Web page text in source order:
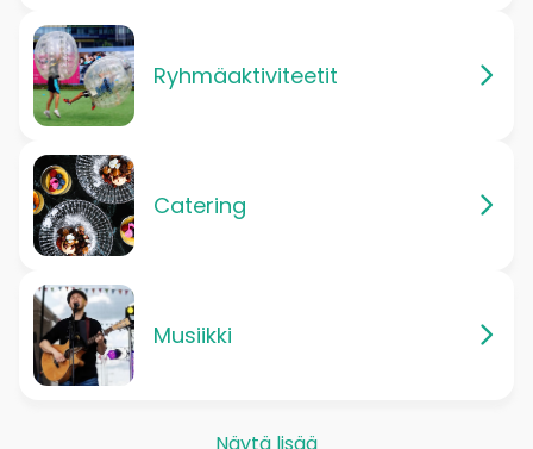
Ryhmäaktiviteetit
Catering
Musiikki